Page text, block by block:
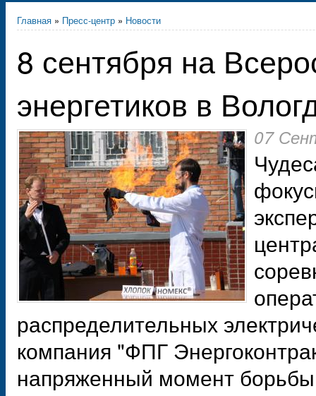
Главная » Пресс-центр » Новости
8 сентября на
энергетиков в
07
распределительных
компания "ФПГ
напряженный момент